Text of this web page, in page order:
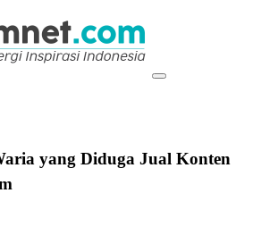
yang Diduga Jual Konten